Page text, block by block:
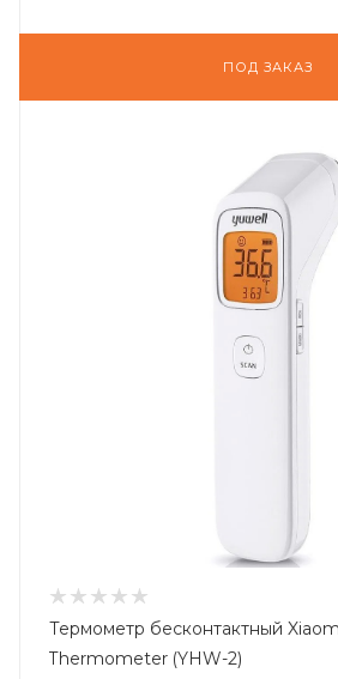
ПОД ЗАКАЗ
Термометр бесконтактный
Thermometer (YHW-2)